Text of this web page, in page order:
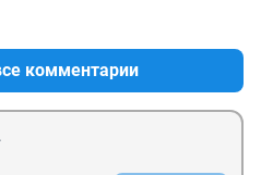
комментарии